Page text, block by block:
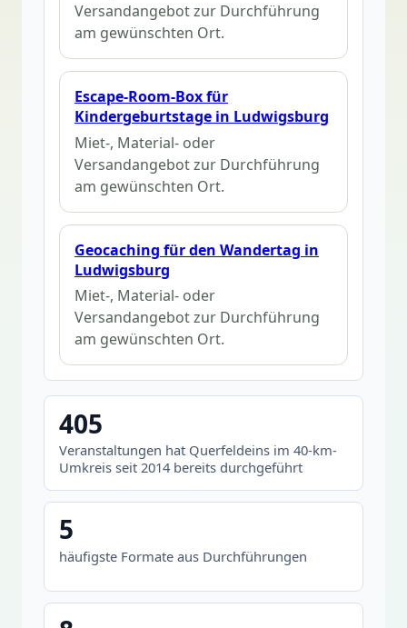
Versandangebot zur Durchführung
am gewünschten Ort.
Escape-Room-Box für
Kindergeburtstage in Ludwigsburg
Miet-, Material- oder
Versandangebot zur Durchführung
am gewünschten Ort.
Geocaching für den Wandertag in
Ludwigsburg
Miet-, Material- oder
Versandangebot zur Durchführung
am gewünschten Ort.
405
Veranstaltungen hat Querfeldeins im 40-km-
Umkreis seit 2014 bereits durchgeführt
5
häufigste Formate aus Durchführungen